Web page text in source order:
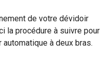
de votre dévidoir
la procédure à suivre pour
à deux bras.